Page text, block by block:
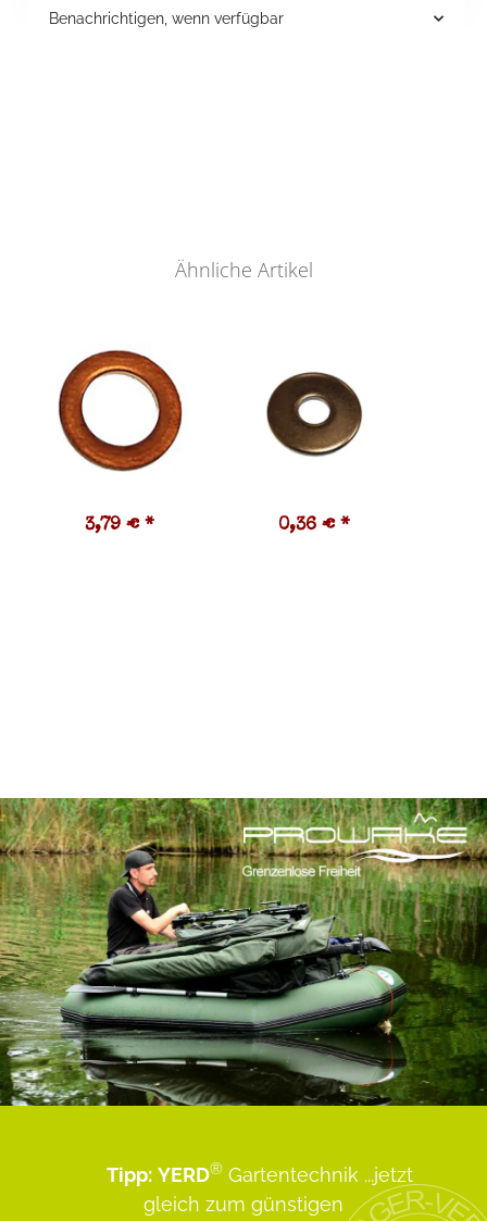
Benachrichtigen, wenn verfügbar
Ähnliche Artikel
3,79 € * 0,36 € *
Tipp: YERD® Gartentechnik ...jetzt
gleich zum günstigen